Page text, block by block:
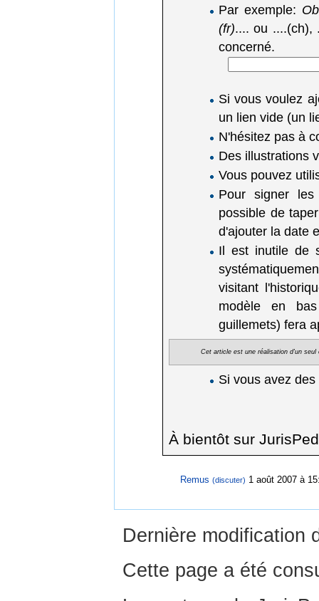
Par exemple:
(fr).... ou ....(ch),
concerné.
Si vous voulez
un lien vide (un
N'hésitez pas à
Des illustrations
Vous pouvez
Pour signer
possible de
d'ajouter la date
Il est inutile de
visitant
modèle en
guillemets) fera
Cet article est une réalisation d'un
Si vous avez
À bientôt sur
Remus (discuter) 1 août 2007 à
Dernière modification
Cette page a été